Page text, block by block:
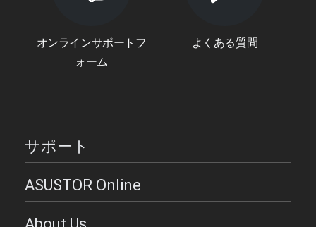
オンラインサポートフ
ォーム
よくある質問
サポート
ASUSTOR Online